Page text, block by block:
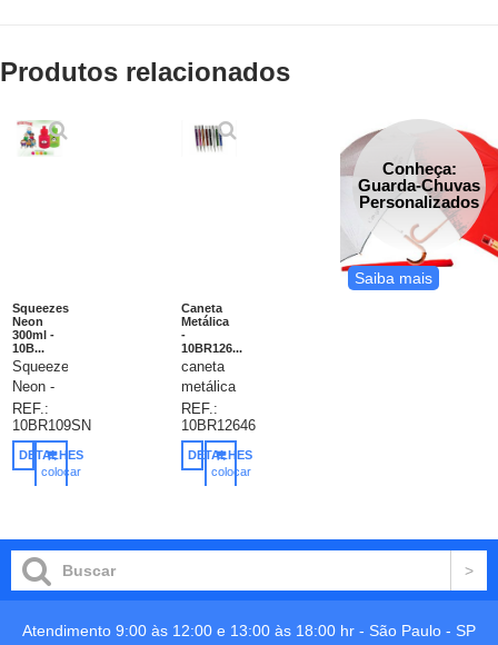
Produtos relacionados
Squeezes
Neon
300ml -
10B...
Squeezes
Neon -
300ml -
Squeeze
resistente
e
flexível
e
vedação
impecáveis,
capacidade
REF.:
10BR109SN
DETALHES
colocar
Caneta
Metálica
-
10BR126...
caneta
metálica
- caneta
de
metal
com
detalhe
uma
já
REF.:
10BR12646
DETALHES
colocar
Conheça:
Guarda-Chuvas
Personalizados
Saiba mais
Atendimento 9:00 às 12:00 e 13:00 às 18:00 hr - São Paulo - SP